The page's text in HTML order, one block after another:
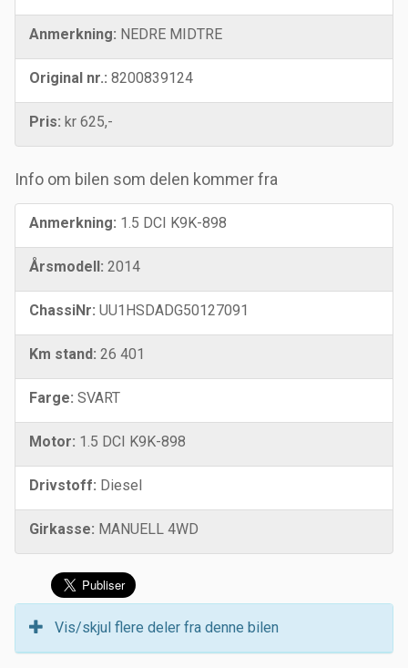
Anmerkning: NEDRE MIDTRE
Original nr.: 8200839124
Pris: kr 625,-
Info om bilen som delen kommer fra
Anmerkning: 1.5 DCI K9K-898
Årsmodell: 2014
ChassiNr: UU1HSDADG50127091
Km stand: 26 401
Farge: SVART
Motor: 1.5 DCI K9K-898
Drivstoff: Diesel
Girkasse: MANUELL 4WD
Vis/skjul flere deler fra denne bilen